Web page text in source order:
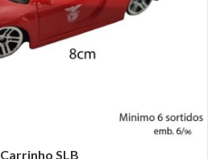
Carrinho SLB